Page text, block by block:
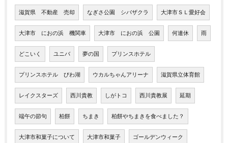
滋賀県 不動産 売却 なぎさ公園 シバザクラ 大津市ＳＬ愛好会
大津市 におの浜 機関車 大津市 におの浜 公園 何連休 雨
どこいく ユニバ 夢の国 プリンスホテル
プリンスホテル びわ湖 ウカルちゃんアリーナ 滋賀県立体育館
レイクスターズ 西川貴教 しがトコ 西川貴教展 延期
端午の節句 柏餅 ちまき 柏餅やちまきを食べました？
大津市和菓子について 大津市和菓子 ゴールデンウィーク